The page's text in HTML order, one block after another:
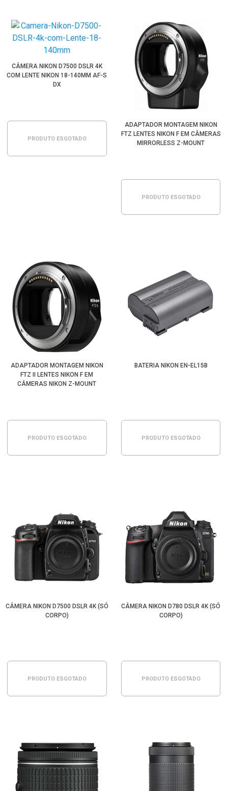
CÂMERA NIKON D7500 DSLR 4K
COM LENTE NIKON 18-140MM AF-S
DX
PRODUTO ESGOTADO
ADAPTADOR MONTAGEM NIKON
FTZ LENTES NIKON F EM CÂMERAS
MIRRORLESS Z-MOUNT
PRODUTO ESGOTADO
ADAPTADOR MONTAGEM NIKON
FTZ II LENTES NIKON F EM
CÂMERAS NIKON Z-MOUNT
PRODUTO ESGOTADO
BATERIA NIKON EN-EL15B
PRODUTO ESGOTADO
CÂMERA NIKON D7500 DSLR 4K (SÓ
CORPO)
PRODUTO ESGOTADO
CÂMERA NIKON D780 DSLR 4K (SÓ
CORPO)
PRODUTO ESGOTADO